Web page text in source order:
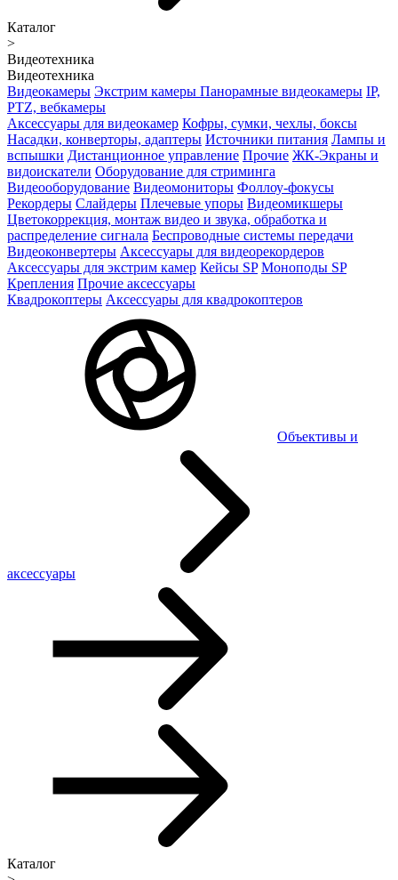
Каталог
>
Видеотехника
Видеотехника
Видеокамеры Экстрим камеры Панорамные видеокамеры IP,
PTZ, вебкамеры
Аксессуары для видеокамер Кофры, сумки, чехлы, боксы
Насадки, конверторы, адаптеры Источники питания Лампы и
вспышки Дистанционное управление Прочие ЖК-Экраны и
видоискатели Оборудование для стриминга
Видеооборудование Видеомониторы Фоллоу-фокусы
Рекордеры Слайдеры Плечевые упоры Видеомикшеры
Цветокоррекция, монтаж видео и звука, обработка и
распределение сигнала Беспроводные системы передачи
Видеоконвертеры Аксессуары для видеорекордеров
Аксессуары для экстрим камер Кейсы SP Моноподы SP
Крепления Прочие аксессуары
Квадрокоптеры Аксессуары для квадрокоптеров
Объективы и
аксессуары
Каталог